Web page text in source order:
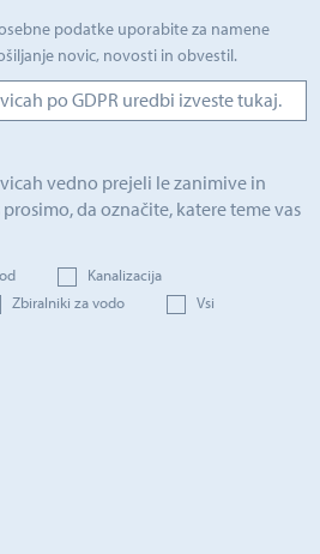
podatke uporabite za namene
novic, novosti in obvestil.
po GDPR uredbi izveste tukaj.
vedno prejeli le zanimive in
da označite, katere teme vas
Kanalizacija
Zbiralniki za vodo Vsi